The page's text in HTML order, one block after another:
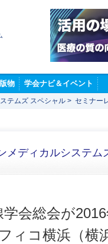
物 学会ナビ＆イベント
テムズ スペシャル > セミナー
メディカルシステム
会総会が
ィコ横浜（